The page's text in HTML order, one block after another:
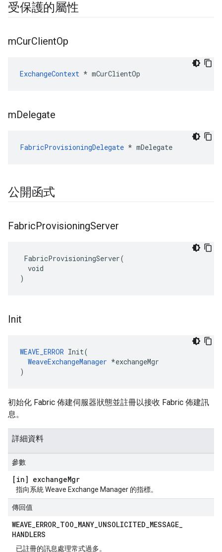
受保護的屬性
mCurClientOp
ExchangeContext * mCurClientOp
mDelegate
FabricProvisioningDelegate * mDelegate
公開函式
FabricProvisioningServer
FabricProvisioningServer(
  void
)
Init
WEAVE_ERROR Init(
WeaveExchangeManager *exchangeMgr
)
初始化 Fabric 佈建伺服器狀態並註冊以接收 Fabric 佈建訊
息。
詳細資料
參數
[in] exchangeMgr
指向系統 Weave Exchange Manager 的指標。
傳回值
WEAVE_ERROR_TOO_MANY_UNSOLICITED_MESSAGE_
HANDLERS
已註冊的訊息處理常式過多。